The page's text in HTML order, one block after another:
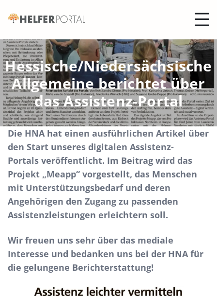
Hessische/Niedersächsische
Allgemeine berichtet über
das Assistenz-Portal
Die HNAhat einen ausführlichen Artikel über
den Start unseres digitalen Assistenz-
Portals veröffentlicht. Im Beitrag wird das
Projekt „Meapp“ vorgestellt, das Menschen
mit Unterstützungsbedarf und deren
Angehörigen den Zugang zu passenden
Assistenzleistungen erleichtern soll.
Wir freuen uns sehr über das mediale
Interesse und bedanken uns bei der HNA für
die gelungene Berichterstattung!